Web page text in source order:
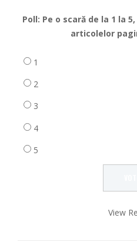
Poll: Pe o scară de la 1 la
articolelor
1
2
3
4
5
View